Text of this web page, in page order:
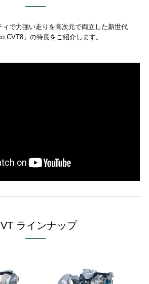
ィで力強い走りを高次元で両立した新世代
CVT8」の特長をご紹介します。
ラインナップ